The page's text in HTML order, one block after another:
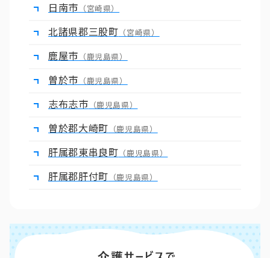
日南市 （宮崎県）
北諸県郡三股町 （宮崎県）
鹿屋市 （鹿児島県）
曽於市 （鹿児島県）
志布志市 （鹿児島県）
曽於郡大崎町 （鹿児島県）
肝属郡東串良町 （鹿児島県）
肝属郡肝付町 （鹿児島県）